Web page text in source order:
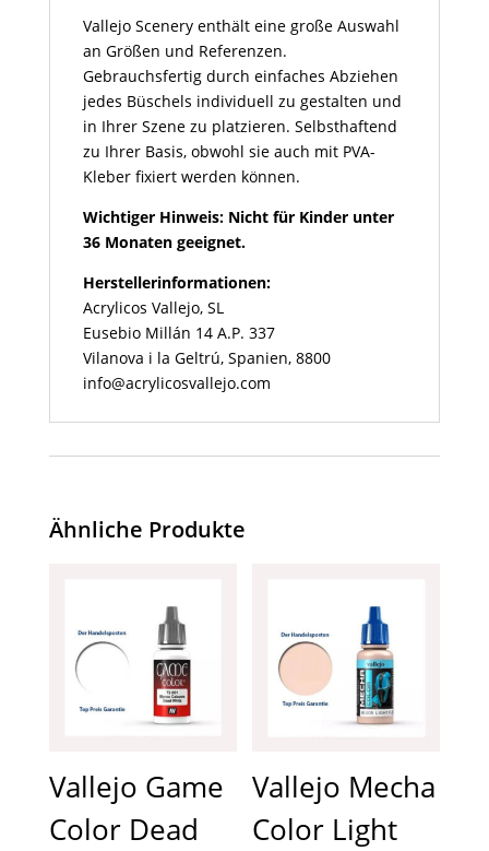
Vallejo Scenery enthält eine große Auswahl
an Größen und Referenzen.
Gebrauchsfertig durch einfaches Abziehen
jedes Büschels individuell zu gestalten und
in Ihrer Szene zu platzieren. Selbsthaftend
zu Ihrer Basis, obwohl sie auch mit PVA-
Kleber fixiert werden können.
Wichtiger Hinweis: Nicht für Kinder unter
36 Monaten geeignet.
Herstellerinformationen:
Acrylicos Vallejo, SL
Eusebio Millán 14 A.P. 337
Vilanova i la Geltrú, Spanien, 8800
info@acrylicosvallejo.com
Ähnliche Produkte
Vallejo Game
Color Dead
Vallejo Mecha
Color Light